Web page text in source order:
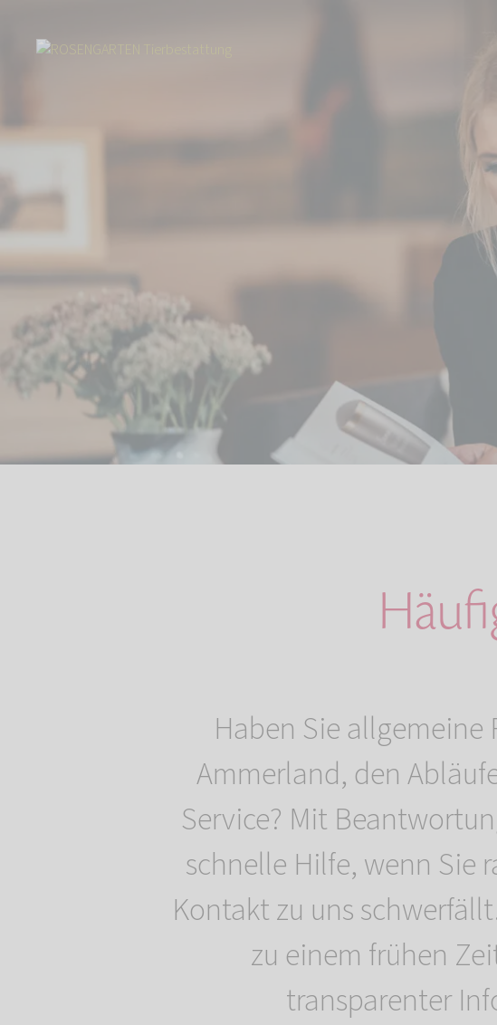
Haben Sie allgemeine
Ammerland, den
Service? Mit
schnelle Hilfe, wenn Sie
Kontakt zu uns
zu einem frühen
transparenter